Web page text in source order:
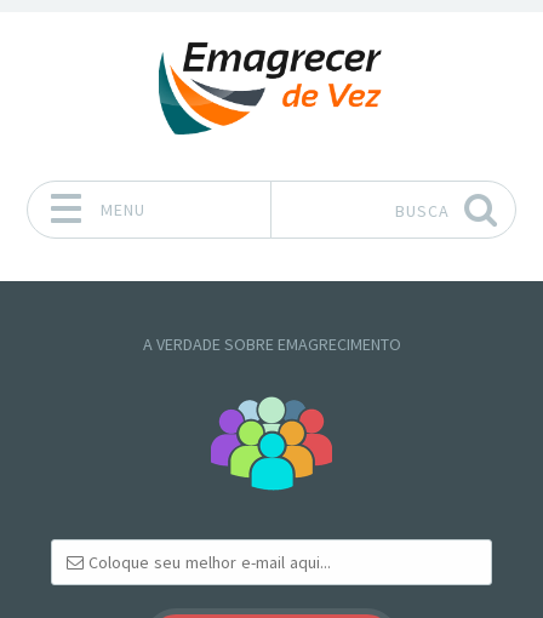
MENU BUSCA
A VERDADE SOBRE EMAGRECIMENTO